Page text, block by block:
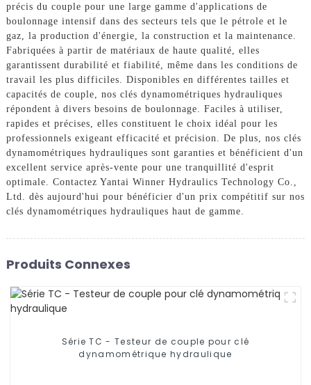
précis du couple pour une large gamme d'applications de
boulonnage intensif dans des secteurs tels que le pétrole et le
gaz, la production d'énergie, la construction et la maintenance.
Fabriquées à partir de matériaux de haute qualité, elles
garantissent durabilité et fiabilité, même dans les conditions de
travail les plus difficiles. Disponibles en différentes tailles et
capacités de couple, nos clés dynamométriques hydrauliques
répondent à divers besoins de boulonnage. Faciles à utiliser,
rapides et précises, elles constituent le choix idéal pour les
professionnels exigeant efficacité et précision. De plus, nos clés
dynamométriques hydrauliques sont garanties et bénéficient d'un
excellent service après-vente pour une tranquillité d'esprit
optimale. Contactez Yantai Winner Hydraulics Technology Co.,
Ltd. dès aujourd'hui pour bénéficier d'un prix compétitif sur nos
clés dynamométriques hydrauliques haut de gamme.
Produits Connexes
Série TC - Testeur de couple pour clé
dynamométrique hydraulique